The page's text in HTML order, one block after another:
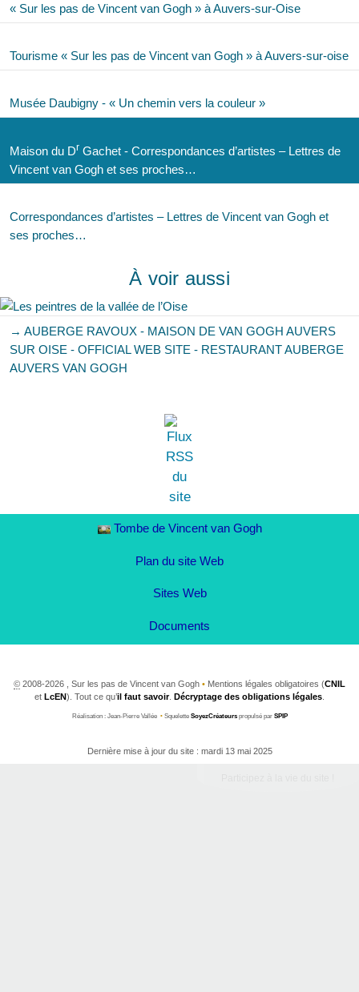
« Sur les pas de Vincent van Gogh » à Auvers-sur-Oise
Tourisme « Sur les pas de Vincent van Gogh » à Auvers-sur-oise
Musée Daubigny - « Un chemin vers la couleur »
Maison du Dr Gachet - Correspondances d’artistes – Lettres de
Vincent van Gogh et ses proches…
Correspondances d’artistes – Lettres de Vincent van Gogh et
ses proches…
À voir aussi
→ AUBERGE RAVOUX - MAISON DE VAN GOGH AUVERS
SUR OISE - OFFICIAL WEB SITE - RESTAURANT AUBERGE
AUVERS VAN GOGH
Tombe de Vincent van Gogh
Plan du site Web
Sites Web
Documents
© 2008-2026 , Sur les pas de Vincent van Gogh • Mentions légales obligatoires (CNIL
et LcEN). Tout ce qu’il faut savoir. Décryptage des obligations légales
Réalisation : Jean-Pierre Vallée •Squelette SoyezCréateurspropulsé par SPIP
Dernière mise à jour du site : mardi 13 mai 2025